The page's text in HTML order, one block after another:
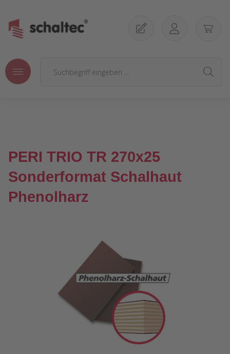
PERI TRIO TR 270x25
Sonderformat Schalhaut
Phenolharz
Bildergalerie überspringen